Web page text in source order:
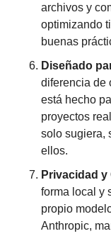
archivos y
optimizando
buenas
Diseñado
diferencia de
está hecho
proyectos
solo sugiera,
ellos.
Privacidad
forma local y
propio
Anthropic,